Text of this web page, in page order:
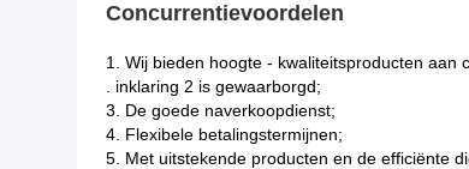
Concurrentievoordelen
1. Wij bieden hoogte - kwaliteitsproducten aan
. inklaring 2 is gewaarborgd;
3. De goede naverkoopdienst;
4. Flexibele betalingstermijnen;
5. Met uitstekende producten en de efficiënte